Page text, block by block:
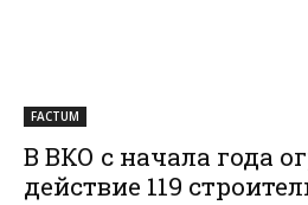
FACTUM
В ВКО с начала года
действие 119